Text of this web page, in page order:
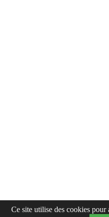
Ce site utilise des cookies